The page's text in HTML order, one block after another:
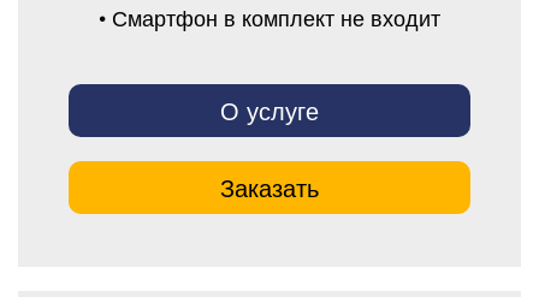
• Смартфон в комплект не входит
О услуге
Заказать